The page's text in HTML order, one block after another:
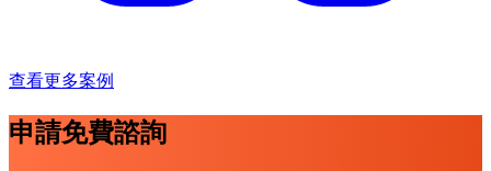
查看更多案例
申請免費諮詢